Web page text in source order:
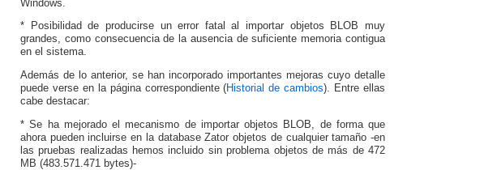
Windows.
* Posibilidad de producirse un error fatal al importar objetos BLOB muy
grandes, como consecuencia de la ausencia de suficiente memoria contigua
en el sistema.
Además de lo anterior, se han incorporado importantes mejoras cuyo detalle
puede verse en la página correspondiente (Historial de cambios). Entre ellas
cabe destacar:
* Se ha mejorado el mecanismo de importar objetos BLOB, de forma que
ahora pueden incluirse en la database Zator objetos de cualquier tamaño -en
las pruebas realizadas hemos incluido sin problema objetos de más de 472
MB (483.571.471 bytes)-